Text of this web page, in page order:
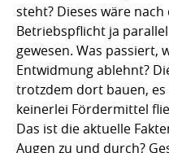
steht? Dieses wäre
Betriebspflicht ja
gewesen. Was passiert,
Entwidmung ablehnt?
trotzdem dort bauen,
keinerlei Fördermittel
Das ist die aktuelle
Augen zu und durch?